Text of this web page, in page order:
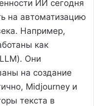
ИИ сегодня
на автоматизацию
Например,
как
Они
на создание
Midjourney и
текста в